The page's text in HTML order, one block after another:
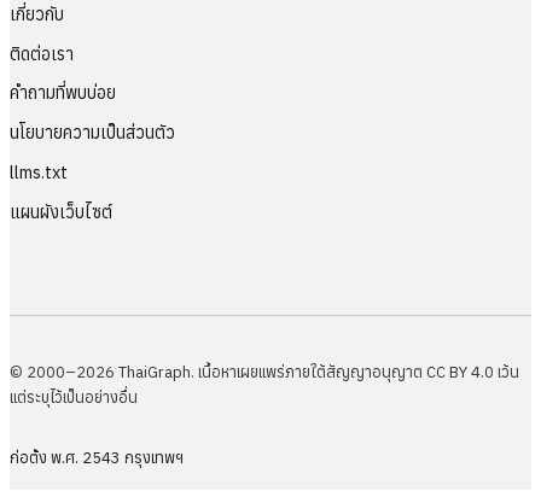
เกี่ยวกับ
ติดต่อเรา
คำถามที่พบบ่อย
นโยบายความเป็นส่วนตัว
llms.txt
แผนผังเว็บไซต์
© 2000–2026 ThaiGraph. เนื้อหาเผยแพร่ภายใต้สัญญาอนุญาต CC BY 4.0 เว้น
แต่ระบุไว้เป็นอย่างอื่น
ก่อตั้ง พ.ศ. 2543 กรุงเทพฯ